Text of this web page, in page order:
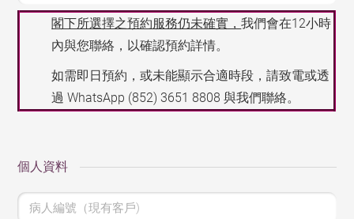
閣下所選擇之預約服務仍未確實，我們會在12小時
內與您聯絡，以確認預約詳情。
如需即日預約，或未能顯示合適時段，請致電或透
過 WhatsApp (852) 3651 8808 與我們聯絡。
個人資料
病人編號（現有客戶)